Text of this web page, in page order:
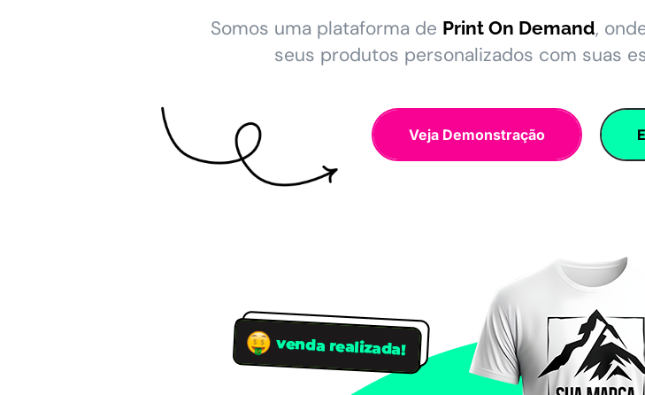
Somos uma plataforma de Print On Demand,
seus produtos personalizados com suas
Veja Demonstração